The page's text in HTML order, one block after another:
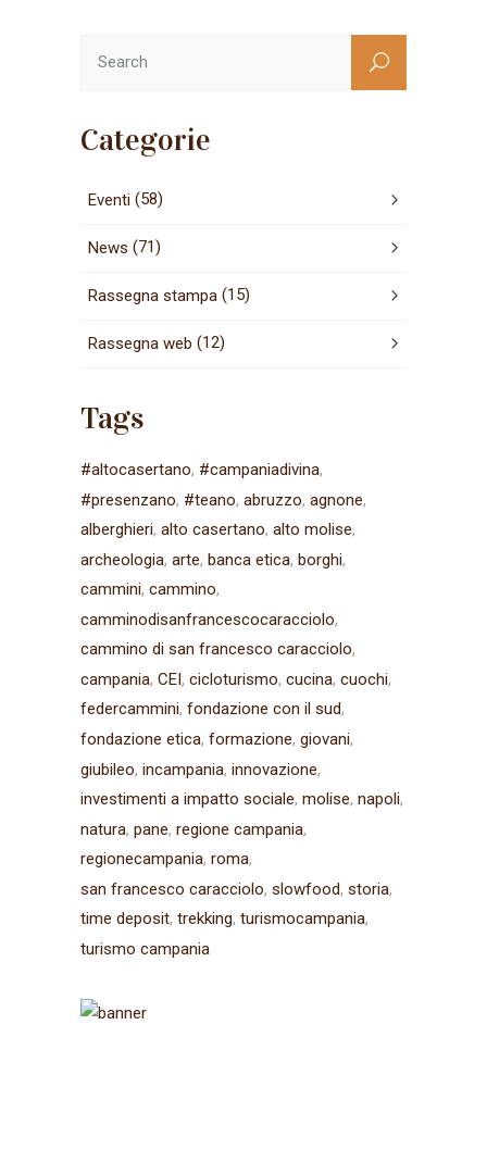
Categorie
Eventi (58)
News (71)
Rassegna stampa (15)
Rassegna web (12)
Tags
#altocasertano #campaniadivina
#presenzano #teano abruzzo agnone
alberghieri alto casertano alto molise
archeologia arte banca etica borghi
cammini cammino
camminodisanfrancescocaracciolo
cammino di san francesco caracciolo
campania CEI cicloturismo cucina cuochi
federcammini fondazione con il sud
fondazione etica formazione giovani
giubileo incampania innovazione
investimenti a impatto sociale molise napoli
natura pane regione campania
regionecampania roma
san francesco caracciolo slowfood storia
time deposit trekking turismocampania
turismo campania